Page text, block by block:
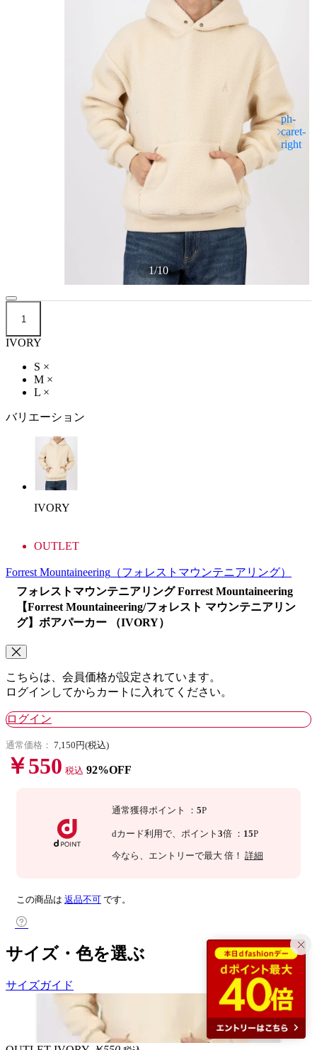
1/10
1
IVORY
S ×
M ×
L ×
バリエーション
IVORY
OUTLET
Forrest Mountaineering （フォレストマウンテニアリング）
フォレストマウンテニアリング Forrest Mountaineering
【Forrest Mountaineering/フォレスト マウンテニアリン
グ】ボアパーカー （IVORY）
こちらは、会員価格が設定されています。
ログインしてからカートに入れてください。
ログイン
通常価格： 7,150円(税込)
￥550 税込 92%OFF
通常獲得ポイント ： 5P
dカード利用で、 ポイント 3倍 ： 15P
今なら 、エントリーで最大 倍！ 詳細
この商品は 返品不可 です。
サイズ・色を選ぶ
サイズガイド